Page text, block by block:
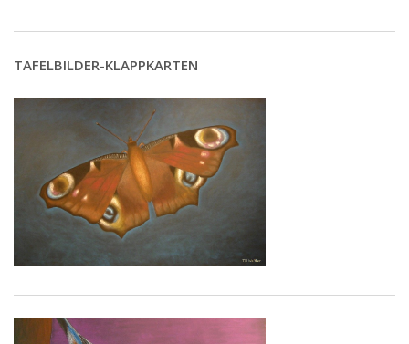
TAFELBILDER-KLAPPKARTEN